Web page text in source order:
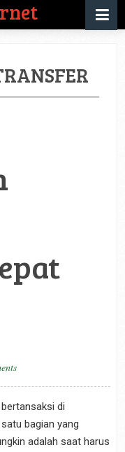
di
bagian yang
adalah saat harus